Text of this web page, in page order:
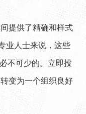
提供了精确和样式
业人士来说，这些
不可少的。立即投
变为一个组织良好